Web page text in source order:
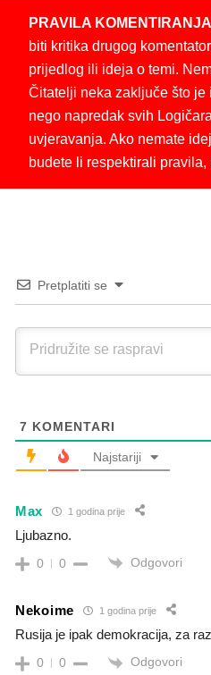
PRAVILA KOMENTIRANJA
biti kritika drugog
prijedlog ili ideja o temi.
Čitatelji neka zaključe što
nego napredak svih
uvjeravanja. Ako nemate
budete li respektirali
Pretplatiti se
7 KOMENTARI
Najstariji
Max 1 godina prije
Ljubazno.
0 0 Odgovori
Nekoime 1 godina prije
Rusija je ipak demokracija, za
0 0 Odgovori